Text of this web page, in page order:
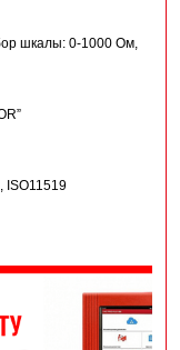
шкалы: 0-1000 Ом,
ISO11519